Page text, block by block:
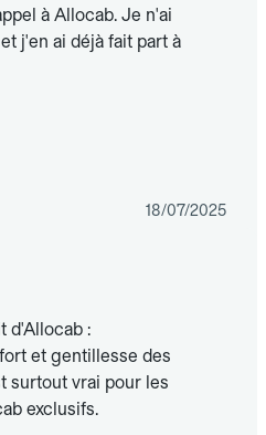
à Allocab. Je n'ai
j'en ai déjà fait part à
18/07/2025
d'Allocab :
et gentillesse des
surtout vrai pour les
exclusifs.